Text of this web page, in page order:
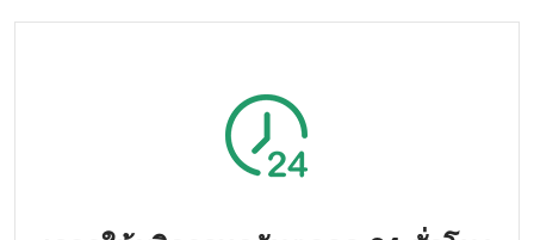
150มม
ประเภทแผ่นดิสก์คู่